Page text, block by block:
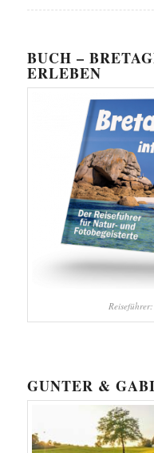
BUCH –
ERLEBEN
GUNTER &